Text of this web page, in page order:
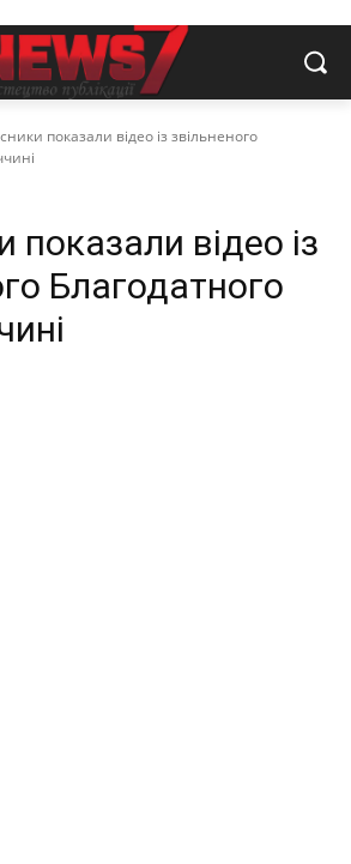
показали відео із звільненого
показали відео із
Благодатного